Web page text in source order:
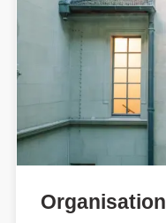
Organisation